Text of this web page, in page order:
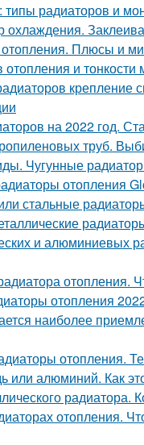
типы радиаторов и
охлаждения.
Плюсы и
и
на 2022 год.
труб.
Чугунные
отопления
стальные
и алюминиевых
отопления.
отопления
наиболее
отопления.
или алюминий. Как
радиатора.
отопления.